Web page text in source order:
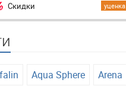
уценка
Скидки
Aqua Sphere
Arena